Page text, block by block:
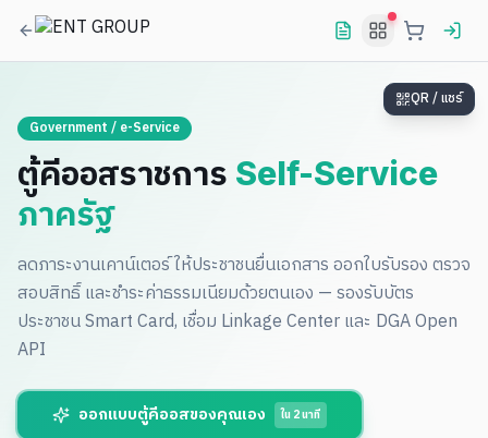
Government / e-Service
ตู้คีออสราชการ Self-Service
ภาครัฐ
ลดภาระงานเคาน์เตอร์ ให้ประชาชนยื่นเอกสาร ออกใบรับรอง ตรวจ
สอบสิทธิ์ และชำระค่าธรรมเนียมด้วยตนเอง — รองรับบัตร
ประชาชน Smart Card, เชื่อม Linkage Center และ DGA Open
API
ออกแบบตู้คีออสของคุณเอง ใน 2 นาที
QR / แชร์